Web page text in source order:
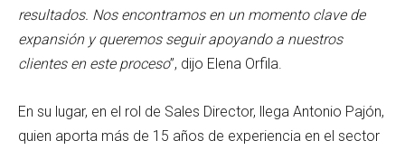
resultados. Nos encontramos en un momento clave de
expansión y queremos seguir apoyando a nuestros
clientes en este proceso”, dijo Elena Orfila.
En su lugar, en el rol de Sales Director, llega Antonio Pajón,
quien aporta más de 15 años de experiencia en el sector